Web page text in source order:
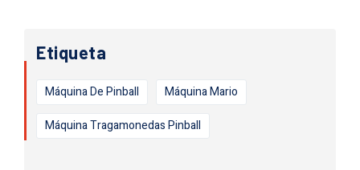
Etiqueta
Máquina De Pinball
Máquina Mario
Máquina Tragamonedas Pinball